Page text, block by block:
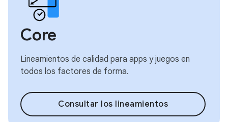
Core
Lineamientos de calidad para apps y juegos en
todos los factores de forma.
Consultar los lineamientos